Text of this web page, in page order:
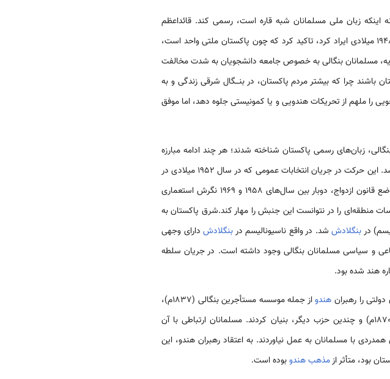
زبان ملی مسلمانان شبه قاره است، رسمی‌ کند. قائداعظم
محمدعلی جناح در سخنرانی خود که در گردهمایی‌های مردمی‌ در داکا در مارس 1948 میلادی ایراد کرد، تاکید کرد که چون پاکستان ملتی واحد است،
مسلمانان بنگالی به خصوص جامعه دانشجویان به شدت مخالفت
باشند چرا که بیشتر مردم پاکستان، در بنـــگال شرقی زندگی و به
را ملهم از تحریکات هندویی و یا کمونیستی جلوه دهد، اما موفق
زبان‌های رسمی‌ پاکستان شناخته شدند؛ هر چند ادامه مبارزه
در جریان انتخابات عمومی‌ که در سال 1952 میلادی در
شرقی برگزار شد، باعث شد تا قدرت را از دست مسلم لیگ خارج کند. وضع قانون ازدواج، دوبار بین سال‌های 1958 و 1969 نگرش استعماری
منطقه‌ای را در نتوانست این جنبش را مهار کند.شرق پاکستان به
دربنگلادش شد. در واقع ناسیونالیسم دربنگلادش دارای وجهی
و سیاسی مسلمانان بنگالی وجود داشته است. در جریان سلطه
هند شده بود.
هندو
از جمله موسسه مستأجرین بنگالی (1837م)،
مؤسسه هند بریتانیا (1837م)، مؤسسه میهن پرستان (1865م)، انجمن ملی (1870م) و چندین حزب دیگر، بنیان کردند. مسلمانان ارتباطی با آن
با مسلمانان به عمل نیاوردند. به اعتقاد رهبران هندو، این
بود، متأثر ازمذهب هندوبوده است.